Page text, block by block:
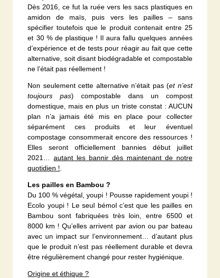
Dès 2016, ce fut la ruée vers les sacs plastiques en
amidon de maïs, puis vers les pailles – sans
spécifier toutefois que le produit contenait entre 25
et 30 % de plastique ! Il aura fallu quelques années
d’expérience et de tests pour réagir au fait que cette
alternative, soit disant biodégradable et compostable
ne l’était pas réellement !
Non seulement cette alternative n’était pas (et n’est
toujours pas) compostable dans un compost
domestique, mais en plus un triste constat : AUCUN
plan n’a jamais été mis en place pour collecter
séparément ces produits et leur éventuel
compostage consommerait encore des ressources !
Elles seront officiellement bannies début juillet
2021…autant les bannir dès maintenant de notre
quotidien !
Les pailles en Bambou ?
Du 100 % végétal, youpi ! Pousse rapidement youpi !
Ecolo youpi ! Le seul bémol c’est que les pailles en
Bambou sont fabriquées très loin, entre 6500 et
8000 km ! Qu’elles arrivent par avion ou par bateau
avec un impact sur l’environnement… d’autant plus
que le produit n’est pas réellement durable et devra
être régulièrement changé pour rester hygiénique.
Origine et éthique ?